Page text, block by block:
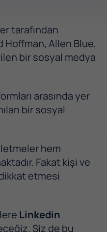
tarafından
Hoffman, Allen Blue,
bir sosyal medya
arasında yer
bir sosyal
hem
Fakat kişi ve
etmesi
Linkedin
Siz de bu